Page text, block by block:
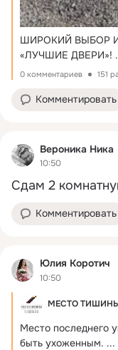
ШИРОКИЙ ВЫБОР
«ЛУЧШИЕ ДВЕРИ»!
0 комментариев 151
Комментировать
Вероника Ника
10:50
Сдам 2
Комментировать
Юлия Коротич
10:50
МЕСТО
Место последнего
быть ухоженным. ...